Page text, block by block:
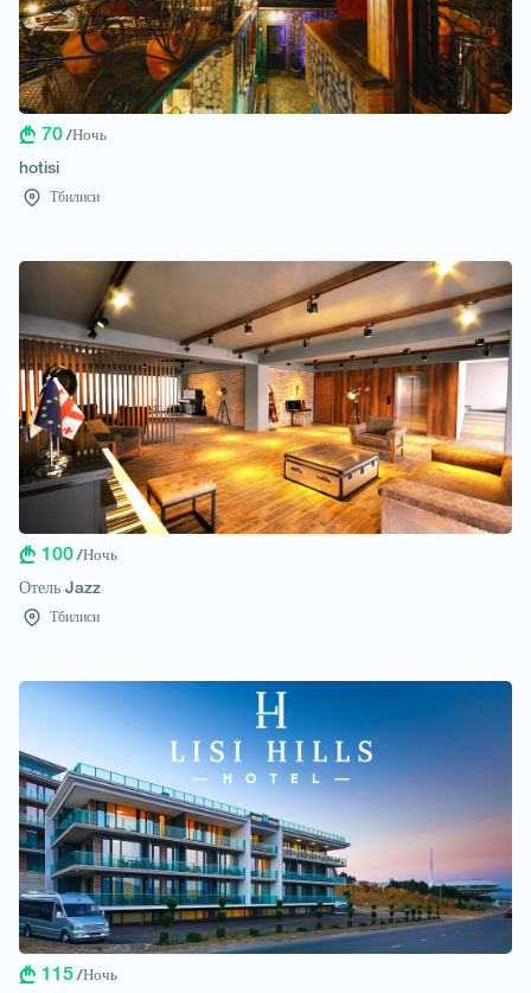
70 /Ночь
hotisi
Тбилиси
100 /Ночь
Отель Jazz
Тбилиси
115 /Ночь